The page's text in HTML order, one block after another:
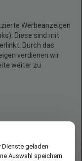
Werbeanzeigen
Diese sind mit
Durch das
verdienen wir
weiter zu
an qualifizierten
Dienste geladen
Auswahl speichern